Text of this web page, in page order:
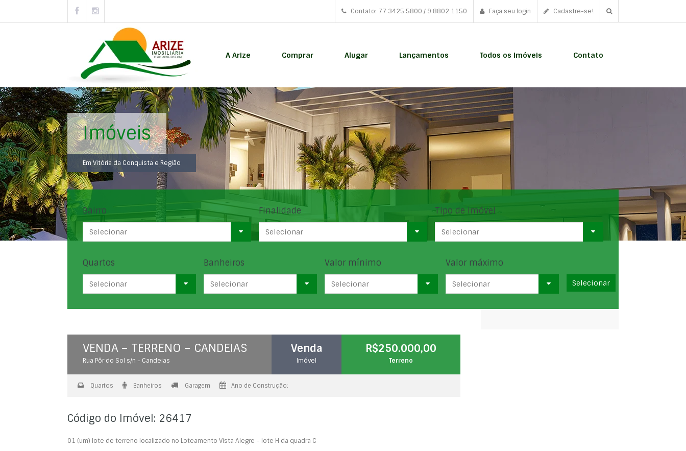
Contato: 77 3425 5800 / 9 8802 1150 Faça seu login Cadastre-se!
A Arize Comprar Alugar Lançamentos Todos os Imóveis Contato
Imóveis
Em Vitória da Conquista e Região
Bairro
Selecionar
Finalidade
Selecionar
Tipo de imóvel
Selecionar
Quartos
Selecionar
Banheiros
Selecionar
Valor mínimo
Selecionar
Valor máximo
Selecionar
VENDA – TERRENO – CANDEIAS
Rua Pôr do Sol s/n - Candeias
Venda
Imóvel
R$250.000,00
Terreno
Quartos Banheiros Garagem Ano de Construção:
Código do Imóvel: 26417
01 (um) lote de terreno localizado no Loteamento Vista Alegre – lote H da quadra C